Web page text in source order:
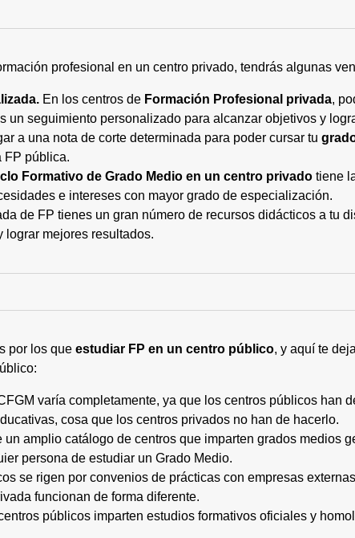
profesional en un centro privado, tendrás algunas
En los centros de Formación Profesional privada,
un seguimiento personalizado para alcanzar objetivos y
a una nota de corte determinada para poder cursar tu
FP pública.
Formativo de Grado Medio en un centro privado tiene
e intereses con mayor grado de especialización.
de FP tienes un gran número de recursos didácticos a tu
lograr mejores resultados.
por los queestudiar FP en un centro público, y aquí te
varía completamente, ya que los centros públicos han
cosa que los centros privados no han de hacerlo.
amplio catálogo de centros que imparten grados medios
persona de estudiar un Grado Medio.
se rigen por convenios de prácticas con empresas
funcionan de forma diferente.
públicos imparten estudios formativos oficiales y